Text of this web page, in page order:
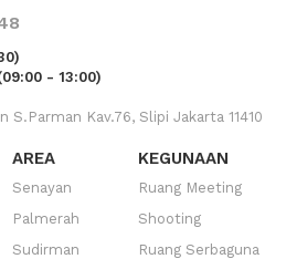
- 13:00)
Kav.76, Slipi Jakarta 11410
AREA
Senayan
Palmerah
Sudirman
KEGUNAAN
Ruang Meeting
Shooting
Ruang Serbaguna